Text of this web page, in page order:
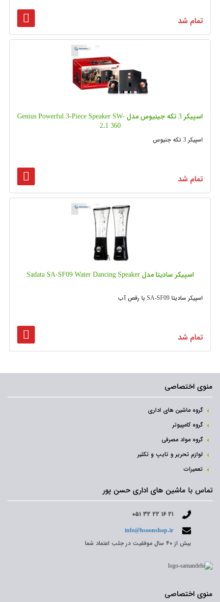
تمام شد
اسپیکر 3 تکه جینیوس مدل Genius Powerful 3-Piece Speaker SW-
2.1 360
اسپیکر 3 تکه جنیوس
تمام شد
اسپیکر سادیتا مدل Sadata SA-SF09 Water Dancing Speaker
اسپیکر سادیتا SA-SF09 با رقص آب
تمام شد
منوی اختصاصی
گروه ماشین های اداری
گروه کامپیوتر
گروه مواد مصرفی
لوازم تحریر و تایپ و تکثیر
تعمیرات
تماس با ماشین های اداری حسن پور
۰۵۱ ۳۲ ۲۲ ۱۶ ۲۱
info@hsoonshop.ir
بیش از ۴۰ سال موفقیت در جلب اعتماد شما
منوی اختصاصی